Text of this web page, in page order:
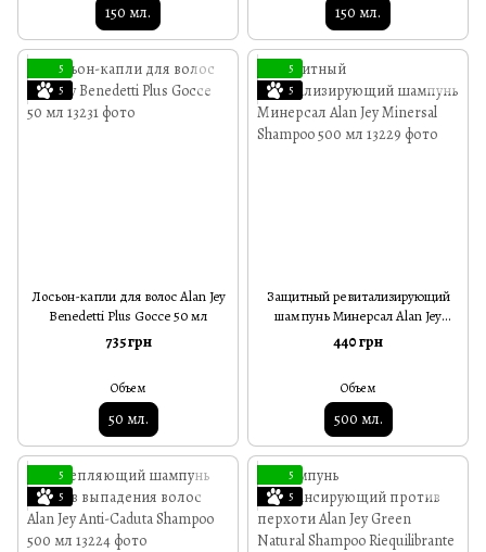
150 мл. 150 мл.
5
5
Лосьон-капли для волос Alan Jey
Benedetti Plus Gocce 50 мл
735 грн
Объем
50 мл.
5
5
Защитный ревитализирующий
шампунь Минерсал Alan Jey
Minersal Shampoo 500 мл
440 грн
Объем
500 мл.
5
5
5
5